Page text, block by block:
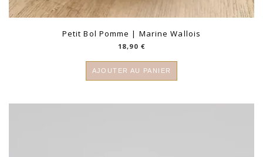
Petit Bol Pomme | Marine Wallois
18,90 €
AJOUTER AU PANIER